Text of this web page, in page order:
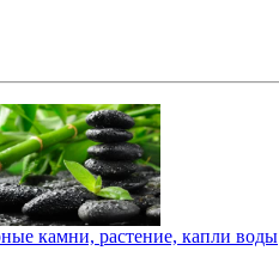
камни, растение, капли воды